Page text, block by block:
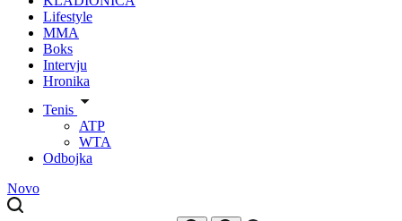
Lifestyle
MMA
Boks
Intervju
Hronika
Tenis
ATP
WTA
Odbojka
Novo